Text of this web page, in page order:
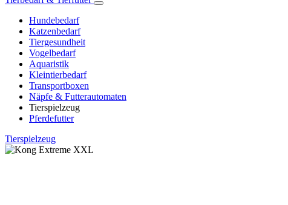
Hundebedarf
Katzenbedarf
Tiergesundheit
Vogelbedarf
Aquaristik
Kleintierbedarf
Transportboxen
Näpfe & Futterautomaten
Tierspielzeug
Pferdefutter
Tierspielzeug